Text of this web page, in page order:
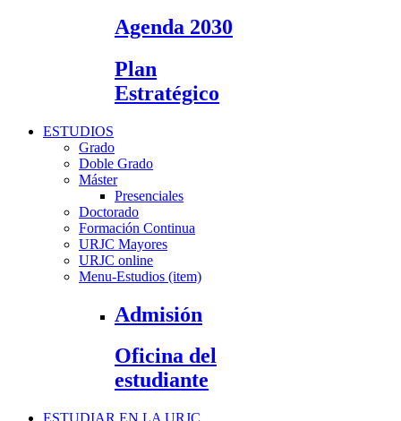
Agenda 2030
Plan
Estratégico
ESTUDIOS
Grado
Doble Grado
Máster
Presenciales
Doctorado
Formación Continua
URJC Mayores
URJC online
Menu-Estudios (item)
Admisión
Oficina del
estudiante